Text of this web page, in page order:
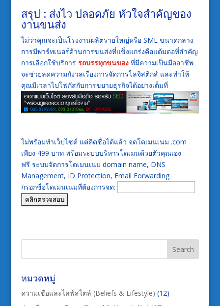
สรุป : ส่งไว ปลอดภัย หัวใจสำคัญของ
งานขนส่ง
ไม่ว่าคุณจะเป็นโรงงานผลิตรายใหญ่หรือ SME ขนาดกลาง
การมีพาร์ทเนอร์ด้านการขนส่งที่แข็งแกร่งคือแต้มต่อที่สำคัญ
การเลือกใช้บริการ รถบรรทุกขนของ ที่มีความเป็นมืออาชีพ
จะช่วยลดความกังวลเรื่องการจัดการโลจิสติกส์ และทำให้
คุณมีเวลาไปโฟกัสกับการขยายธุรกิจได้อย่างเต็มที่
ไม่พร้อมทำเว็บไซต์ แต่คิดชื่อได้แล้ว จดโดเมนเนม .com
เพียง 499 บาท พร้อมระบบบริหารโดเมนด้วยตัวคุณเอง
ฟรี ระบบจัดการโดเมนเนม domain name, DNS
Management, ID Protection, Email Forwarding
กรอกชื่อโดเมนเนมที่ต้องการจด:
หมวดหมู่
ความเชื่อและไลฟ์สไตล์ (Beliefs & Lifestyle) (12)